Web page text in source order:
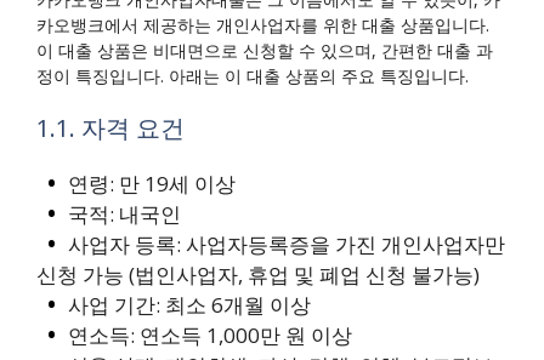
카오뱅크에서 제공하는 개인사업자를 위한 대출 상품입니다.
이 대출 상품은 비대면으로 신청할 수 있으며, 간편한 대출 과
정이 특징입니다. 아래는 이 대출 상품의 주요 특징입니다.
1.1. 자격 요건
연령: 만 19세 이상
국적: 내국인
사업자 등록: 사업자등록증을 가진 개인사업자만
신청 가능 (법인사업자, 휴업 및 폐업 신청 불가능)
사업 기간: 최소 6개월 이상
연소득: 연소득 1,000만 원 이상